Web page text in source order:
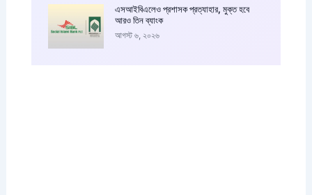
এসআইবিএলেও প্রশাসক প্রত্যাহার, মুক্ত হবে
আরও তিন ব্যাংক
আগস্ট ৬, ২০২৬